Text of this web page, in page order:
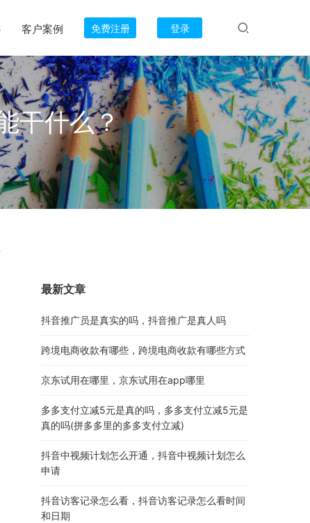
客户案例 免费注册 登录
干什么？
最新文章
抖音推广员是真实的吗，抖音推广是真人吗
跨境电商收款有哪些，跨境电商收款有哪些方式
京东试用在哪里，京东试用在app哪里
多多支付立减5元是真的吗，多多支付立减5元是
真的吗(拼多多里的多多支付立减)
抖音中视频计划怎么开通，抖音中视频计划怎么
申请
抖音访客记录怎么看，抖音访客记录怎么看时间
和日期